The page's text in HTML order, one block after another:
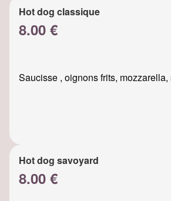
Hot dog classique
8.00 €
Saucisse , oignons frits,
Hot dog savoyard
8.00 €